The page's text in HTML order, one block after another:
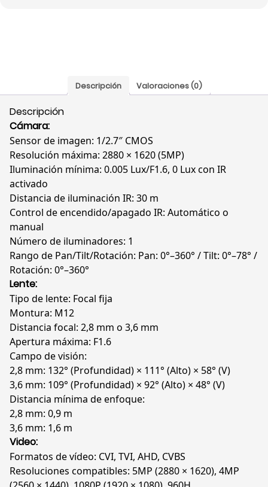
Descripción Valoraciones (0)
Descripción
Cámara:
Sensor de imagen: 1/2.7″ CMOS
Resolución máxima: 2880 × 1620 (5MP)
Iluminación mínima: 0.005 Lux/F1.6, 0 Lux con IR
activado
Distancia de iluminación IR: 30 m
Control de encendido/apagado IR: Automático o
manual
Número de iluminadores: 1
Rango de Pan/Tilt/Rotación: Pan: 0°–360° / Tilt: 0°–78° /
Rotación: 0°–360°
Lente:
Tipo de lente: Focal fija
Montura: M12
Distancia focal: 2,8 mm o 3,6 mm
Apertura máxima: F1.6
Campo de visión:
2,8 mm: 132° (Profundidad) × 111° (Alto) × 58° (V)
3,6 mm: 109° (Profundidad) × 92° (Alto) × 48° (V)
Distancia mínima de enfoque:
2,8 mm: 0,9 m
3,6 mm: 1,6 m
Video:
Formatos de vídeo: CVI, TVI, AHD, CVBS
Resoluciones compatibles: 5MP (2880 × 1620), 4MP